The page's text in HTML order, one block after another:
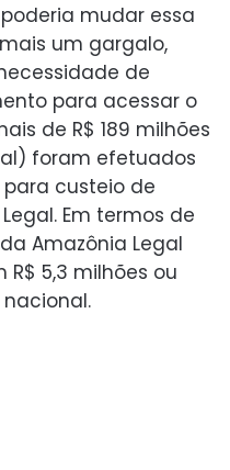
mudar essa
um gargalo,
de
para acessar o
de R$ 189 milhões
foram efetuados
custeio de
Em termos de
Amazônia Legal
5,3 milhões ou
nacional.